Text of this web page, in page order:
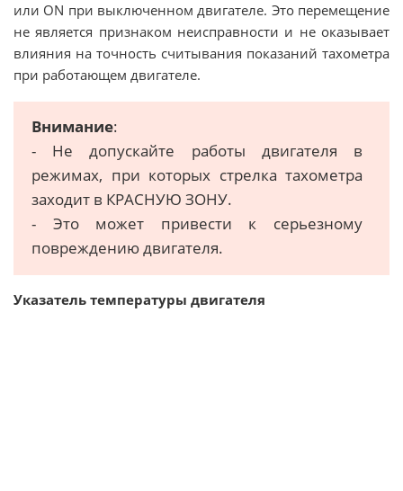
или ON при выключенном двигателе. Это перемещение
не является признаком неисправности и не оказывает
влияния на точность считывания показаний тахометра
при работающем двигателе.
Внимание:
- Не допускайте работы двигателя в
режимах, при которых стрелка тахометра
заходит в КРАСНУЮ ЗОНУ.
- Это может привести к серьезному
повреждению двигателя.
Указатель температуры двигателя